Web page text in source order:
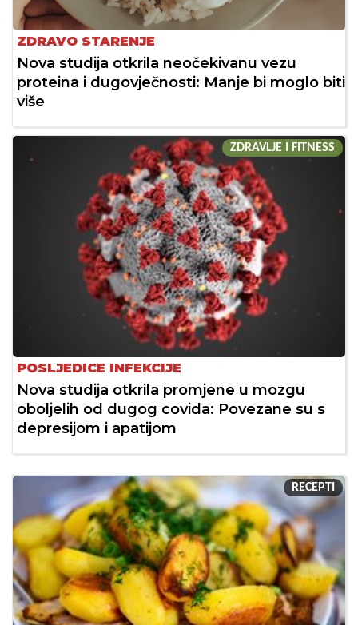
ZDRAVO STARENJE
Nova studija otkrila neočekivanu vezu
proteina i dugovječnosti: Manje bi moglo biti
više
ZDRAVLJE I FITNESS
POSLJEDICE INFEKCIJE
Nova studija otkrila promjene u mozgu
oboljelih od dugog covida: Povezane su s
depresijom i apatijom
RECEPTI